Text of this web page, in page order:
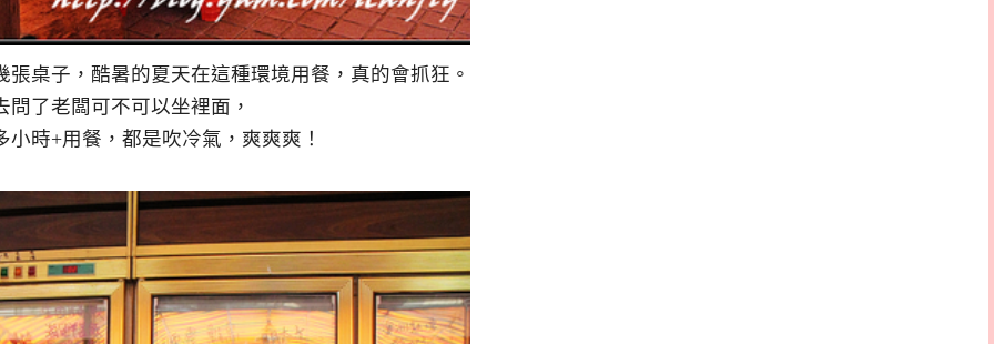
桌子，酷暑的夏天在這種環境用餐，真的會抓狂。
了老闆可不可以坐裡面，
時+用餐，都是吹冷氣，爽爽爽！